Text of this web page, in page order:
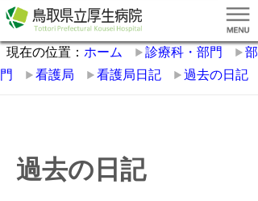
現在の位置： ホーム 診療科・部門
部
門
看護局 看護局日記 過去の日記
過去の日記